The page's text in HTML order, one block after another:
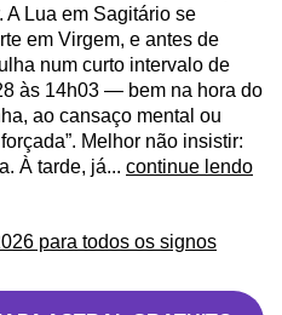
A Lua em Sagitário se
em Virgem, e antes de
num curto intervalo de
às 14h03 — bem na hora do
ao cansaço mental ou
Melhor não insistir:
À tarde, já... continue lendo
para todos os signos